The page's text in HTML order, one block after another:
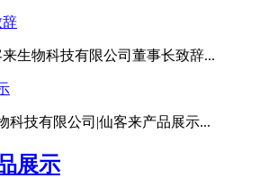
辞
生物科技有限公司董事长致辞...
科技有限公司|仙客来产品展示...
展示